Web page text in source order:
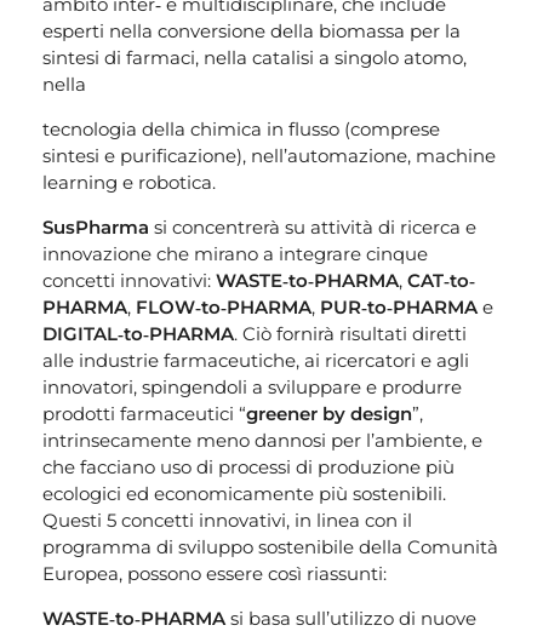
esperti nella conversione della biomassa per la
sintesi di farmaci, nella catalisi a singolo atomo,
nella
tecnologia della chimica in flusso (comprese
sintesi e purificazione), nell’automazione, machine
learning e robotica.
SusPharma si concentrerà su attività di ricerca e
innovazione che mirano a integrare cinque
concetti innovativi: WASTE‐to‐PHARMA, CAT‐to‐
PHARMA, FLOW‐to‐PHARMA, PUR‐to‐PHARMA e
DIGITAL‐to‐PHARMA. Ciò fornirà risultati diretti
alle industrie farmaceutiche, ai ricercatori e agli
innovatori, spingendoli a sviluppare e produrre
prodotti farmaceutici “greener by design”,
intrinsecamente meno dannosi per l’ambiente, e
che facciano uso di processi di produzione più
ecologici ed economicamente più sostenibili.
Questi 5 concetti innovativi, in linea con il
programma di sviluppo sostenibile della Comunità
Europea, possono essere così riassunti:
WASTE‐to‐PHARMA si basa sull’utilizzo di nuove